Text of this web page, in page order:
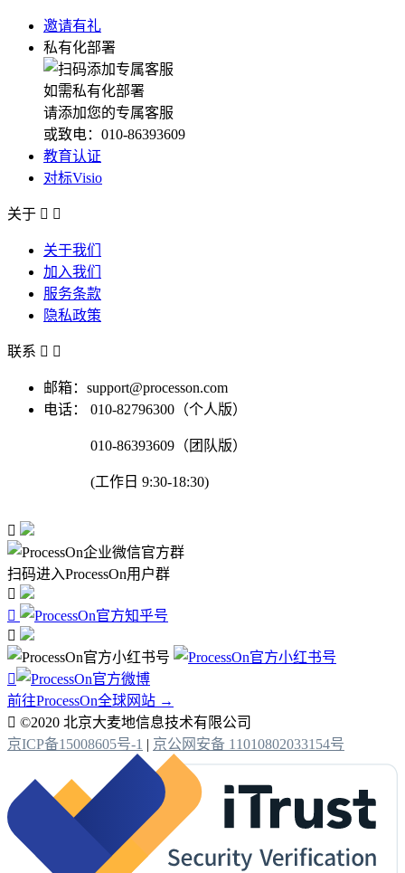
邀请有礼
私有化部署
如需私有化部署
请添加您的专属客服
或致电：010-86393609
教育认证
对标Visio
关于  
关于我们
加入我们
服务条款
隐私政策
联系  
邮箱：support@processon.com
电话：
010-82796300（个人版）
010-86393609（团队版）
(工作日 9:30-18:30)

扫码进入ProcessOn用户群




前往ProcessOn全球网站 →
 ©2020 北京大麦地信息技术有限公司
京ICP备15008605号-1 | 京公网安备 11010802033154号